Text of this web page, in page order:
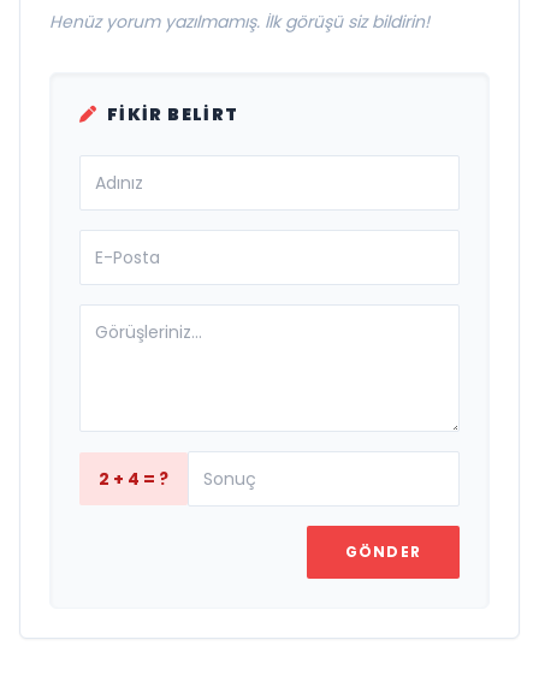
Henüz yorum yazılmamış. İlk görüşü siz bildirin!
FIKIR BELIRT
2 + 4 = ?
GÖNDER